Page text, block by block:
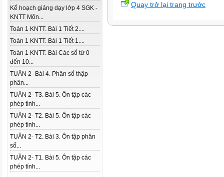
Kế hoạch giảng dạy lớp 4 SGK -
KNTT Môn...
Toán 1 KNTT. Bài 1 Tiết 2....
Toán 1 KNTT. Bài 1 Tiết 1....
Toán 1 KNTT. Bài Các số từ 0
đến 10...
TUẦN 2- Bài 4. Phân số thập
phân...
TUẦN 2- T3. Bài 5. Ôn tập các
phép tính...
TUẦN 2- T2. Bài 5. Ôn tập các
phép tính...
TUẦN 2- T2. Bài 3. Ôn tập phân
số...
TUẦN 2- T1. Bài 5. Ôn tập các
phép tính...
Quay trở lại trang trước